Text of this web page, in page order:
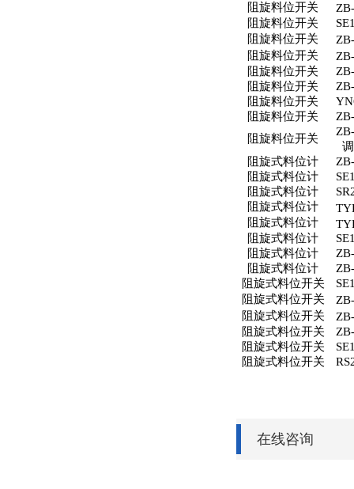
阻旋料位开关
阻旋料位开关
阻旋料位开关
阻旋料位开关
阻旋料位开关
阻旋料位开关
阻旋料位开关
阻旋料位开关
阻旋料位开关
阻旋式料位计
阻旋式料位计
阻旋式料位计
阻旋式料位计
阻旋式料位计
阻旋式料位计
阻旋式料位计
阻旋式料位计
阻旋式料位开关
阻旋式料位开关
阻旋式料位开关
阻旋式料位开关
阻旋式料位开关
阻旋式料位开关
在线咨询